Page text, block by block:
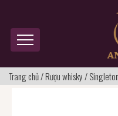
Trang chủ/Rượu whisky/Singleton